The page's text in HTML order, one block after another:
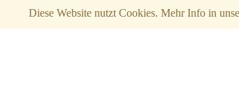
Diese Website nutzt Cookies. Mehr Info in